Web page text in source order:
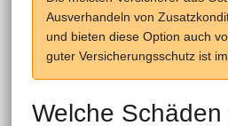
Ausverhandeln von
und bieten diese Option auch
guter Versicherungsschutz ist
Welche